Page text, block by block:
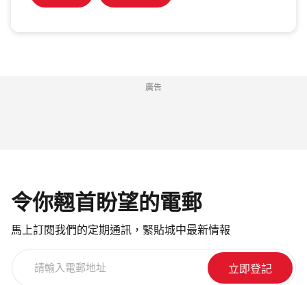
廣告
令你翹首盼望的電郵
馬上訂閱我們的定期通訊，緊貼城中最新情報